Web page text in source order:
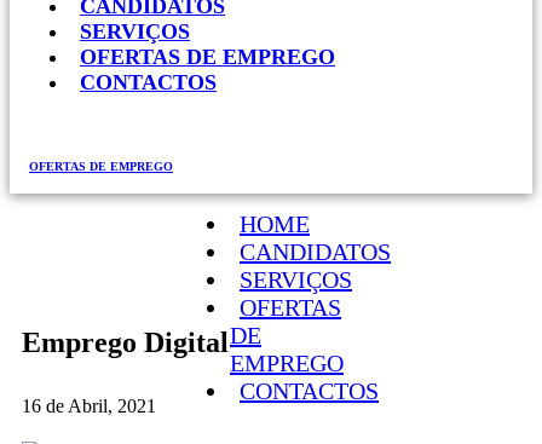
CANDIDATOS
SERVIÇOS
OFERTAS DE EMPREGO
CONTACTOS
HOME
CANDIDATOS
SERVIÇOS
OFERTAS
DE
EMPREGO
CONTACTOS
OFERTAS DE EMPREGO
Emprego Digital
16 de Abril, 2021